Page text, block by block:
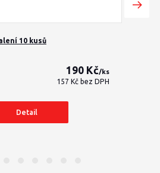
10 kusů
190 Kč/ks
157 Kč bez DPH
Detail